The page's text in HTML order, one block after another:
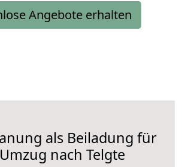
Angebote erhalten
als Beiladung für
nach Telgte